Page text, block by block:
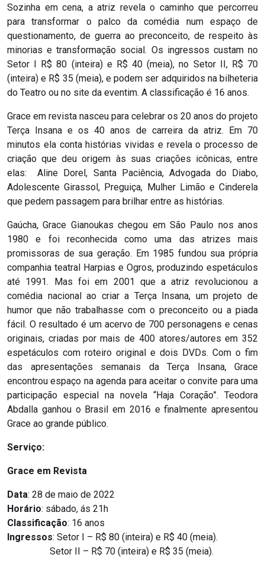
Sozinha em cena, a atriz revela o caminho que percorreu
para transformar o palco da comédia num espaço de
questionamento, de guerra ao preconceito, de respeito às
minorias e transformação social. Os ingressos custam no
Setor I R$ 80 (inteira) e R$ 40 (meia), no Setor II, R$ 70
(inteira) e R$ 35 (meia), e podem ser adquiridos na bilheteria
do Teatro ou no site da eventim. A classificação é 16 anos.
Grace em revista nasceu para celebrar os 20 anos do projeto
Terça Insana e os 40 anos de carreira da atriz. Em 70
minutos ela conta histórias vividas e revela o processo de
criação que deu origem às suas criações icônicas, entre
elas: Aline Dorel, Santa Paciência, Advogada do Diabo,
Adolescente Girassol, Preguiça, Mulher Limão e Cinderela
que pedem passagem para brilhar entre as histórias.
Gaúcha, Grace Gianoukas chegou em São Paulo nos anos
1980 e foi reconhecida como uma das atrizes mais
promissoras de sua geração. Em 1985 fundou sua própria
companhia teatral Harpias e Ogros, produzindo espetáculos
até 1991. Mas foi em 2001 que a atriz revolucionou a
comédia nacional ao criar a Terça Insana, um projeto de
humor que não trabalhasse com o preconceito ou a piada
fácil. O resultado é um acervo de 700 personagens e cenas
originais, criadas por mais de 400 atores/autores em 352
espetáculos com roteiro original e dois DVDs. Com o fim
das apresentações semanais da Terça Insana, Grace
encontrou espaço na agenda para aceitar o convite para uma
participação especial na novela “Haja Coração”. Teodora
Abdalla ganhou o Brasil em 2016 e finalmente apresentou
Grace ao grande público.
Serviço:
Grace em Revista
Data: 28 de maio de 2022
Horário: sábado, ás 21h
Classificação: 16 anos
Ingressos: Setor I – R$ 80 (inteira) e R$ 40 (meia).
Setor II – R$ 70 (inteira) e R$ 35 (meia).